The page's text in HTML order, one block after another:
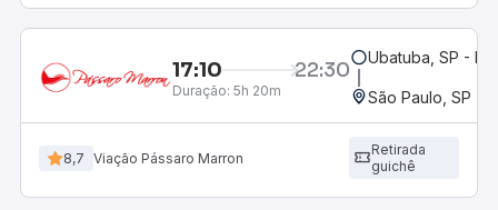
17:10 22:30
Duração: 5h 20m
Ubatuba, SP -
São Paulo, SP -
8,7 Viação Pássaro Marron
Retirada
guichê